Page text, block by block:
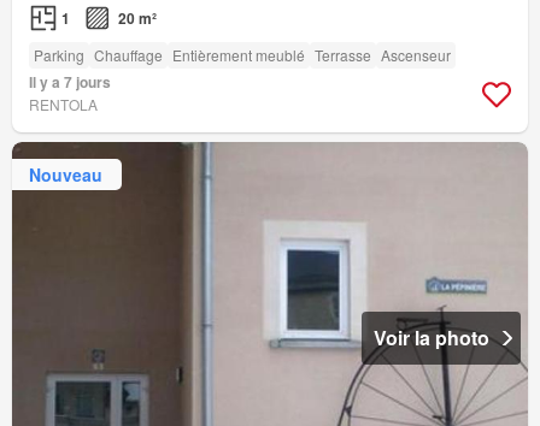
1 20 m²
Parking Chauffage Entièrement meublé Terrasse Ascenseur
Il y a 7 jours
RENTOLA
Nouveau
Voir la photo